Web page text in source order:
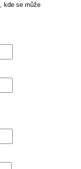
, kde se může